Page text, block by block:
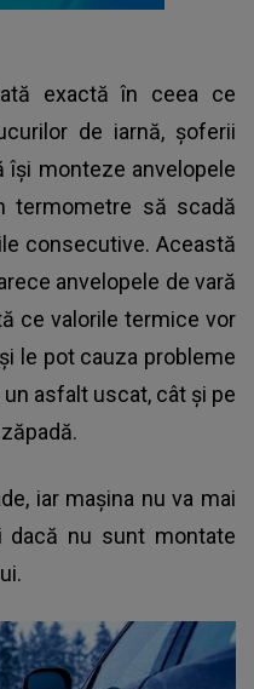
exactă în ceea ce
de iarnă, șoferii
își monteze anvelopele
termometre să scadă
consecutive. Această
anvelopele de vară
ce valorile termice vor
le pot cauza probleme
asfalt uscat, cât și pe
iar mașina nu va mai
dacă nu sunt montate